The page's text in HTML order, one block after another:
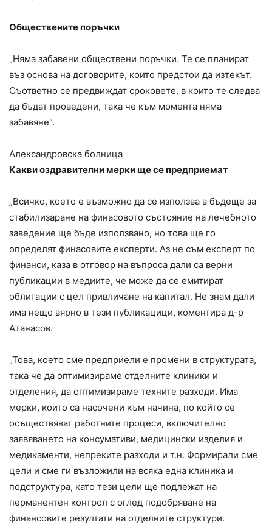
Обществените поръчки
„Няма забавени обществени поръчки. Те се планират
въз основа на договорите, които предстои да изтекът.
Съответно се предвиждат сроковете, в които те следва
да бъдат проведени, така че към момента няма
забавяне“.
Александровска болница
Какви оздравителни мерки ще се предприемат
„Всичко, което е възможно да се използва в бъдеще за
стабилизаране на финасовото състояние на лечебното
заведение ще бъде използвано, но това ще го
определят финасовите експерти. Аз не съм експерт по
финанси, каза в отговор на въпроса дали са верни
публикации в медиите, че може да се емитират
облигации с цел привличане на капитал. Не знам дали
има нещо вярно в тези публикацици, коментира д-р
Атанасов.
„Това, което сме предприели е промени в структурата,
така че да оптимизираме отделните клиники и
отделения, да оптимизираме техните разходи. Има
мерки, които са насочени към начина, по който се
осъществяват работните процеси, включително
заявяването на консумативи, медицински изделия и
медикаменти, непреките разходи и т.н. Формирали сме
цели и сме ги възложили на всяка една клиника и
подструктура, като тези цели ще подлежат на
перманентен контрол с оглед подобряване на
финансовите резултати на отделните структури.